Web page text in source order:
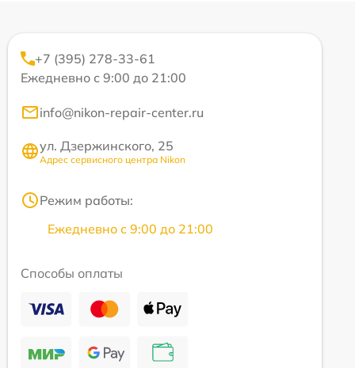
+7 (395) 278-33-61
Ежедневно с 9:00 до 21:00
info@nikon-repair-center.ru
ул. Дзержинского, 25
Адрес сервисного центра Nikon
Режим работы:
Ежедневно с 9:00 до 21:00
Способы оплаты